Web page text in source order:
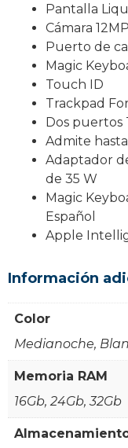
Pantalla
Cámara
Puerto de
Magic
Touch ID
Trackpad
Dos
Admite
Adaptador
de 35 W
Magic
Español
Apple
Información
Color
Medianoche,
Memoria RAM
16Gb, 24Gb, 32Gb